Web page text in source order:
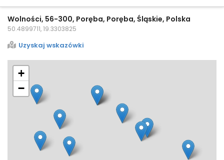
Wolności, 56-300, Poręba, Poręba, Śląskie, Polska
50.4899711, 19.3303825
Uzyskaj wskazówki
+
−